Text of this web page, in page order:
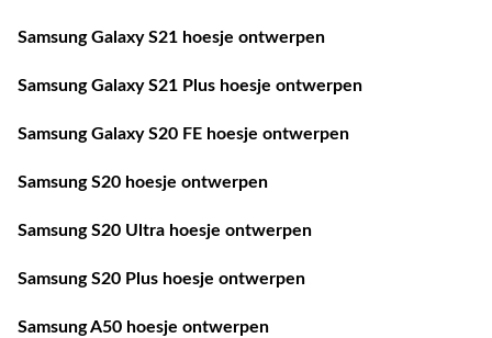
Samsung Galaxy S21 hoesje ontwerpen
Samsung Galaxy S21 Plus hoesje ontwerpen
Samsung Galaxy S20 FE hoesje ontwerpen
Samsung S20 hoesje ontwerpen
Samsung S20 Ultra hoesje ontwerpen
Samsung S20 Plus hoesje ontwerpen
Samsung A50 hoesje ontwerpen